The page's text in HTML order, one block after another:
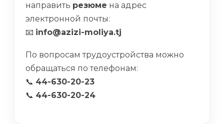
направить резюме на адрес
электронной почты:
📧 info@azizi-moliya.tj
По вопросам трудоустройства можно
обращаться по телефонам:
📞 44-630-20-23
📞 44-630-20-24